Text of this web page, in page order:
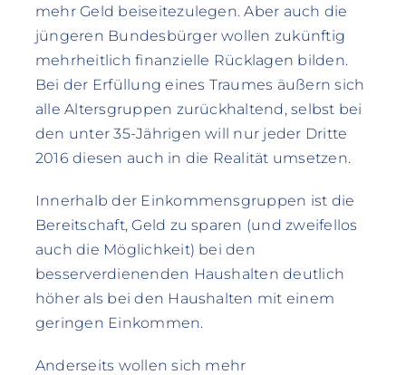
mehr Geld beiseitezulegen. Aber auch die
jüngeren Bundesbürger wollen zukünftig
mehrheitlich finanzielle Rücklagen bilden.
Bei der Erfüllung eines Traumes äußern sich
alle Altersgruppen zurückhaltend, selbst bei
den unter 35-Jährigen will nur jeder Dritte
2016 diesen auch in die Realität umsetzen.
Innerhalb der Einkommensgruppen ist die
Bereitschaft, Geld zu sparen (und zweifellos
auch die Möglichkeit) bei den
besserverdienenden Haushalten deutlich
höher als bei den Haushalten mit einem
geringen Einkommen.
Anderseits wollen sich mehr